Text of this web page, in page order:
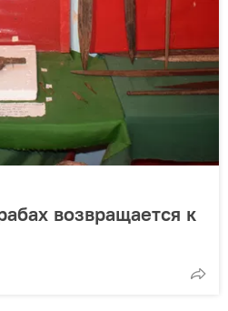
возвращается к